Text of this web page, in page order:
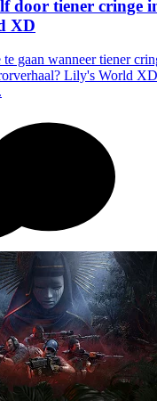
door tiener cringe
XD
gaan wanneer tiener
Lily's World